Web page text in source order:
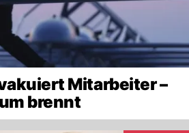
Mitarbeiter –
brennt